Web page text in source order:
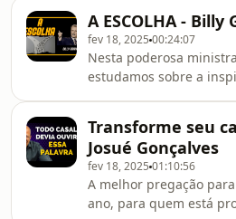
A ESCOLHA - Billy
fev 18, 2025 00:24:07
Nesta poderosa
estudamos sobre a
minha casa serviremos
Senhor&quot; (Josué
estudo nos desafia a
decisão firme em
escolhendo seguir e
Transforme seu
Josué Gonçalves
fev 18, 2025 01:10:56
A melhor pregação
ano, para quem está